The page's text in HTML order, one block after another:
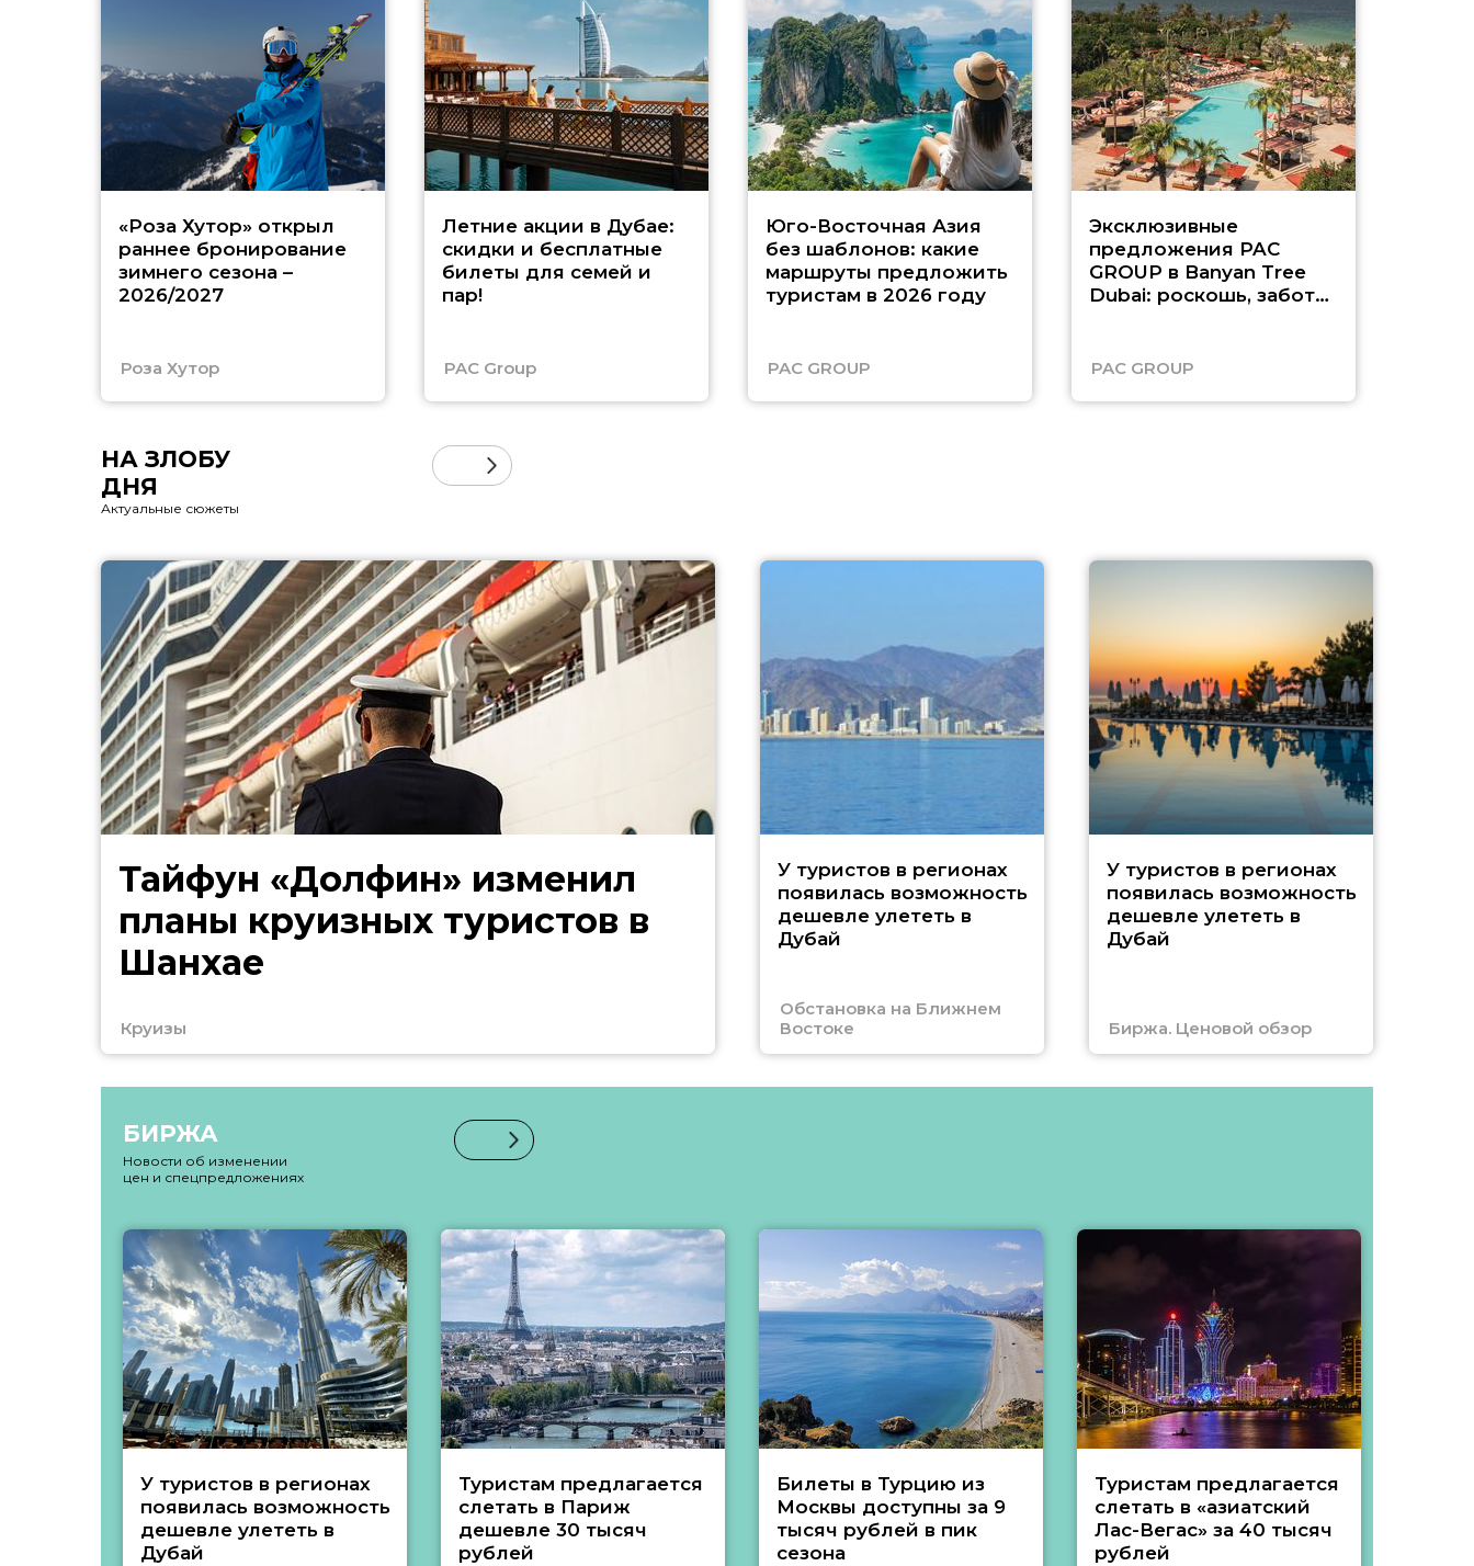
«Роза Хутор» открыл
раннее бронирование
зимнего сезона –
2026/2027
Роза Хутор
Летние акции в Дубае:
скидки и бесплатные
билеты для семей и
пар!
PAC Group
Юго-Восточная Азия
без шаблонов: какие
маршруты предложить
туристам в 2026 году
PAC GROUP
Эксклюзивные
предложения PAC
GROUP в Banyan Tree
Dubai: роскошь, забота
PAC GROUP
НА ЗЛОБУ
ДНЯ
Актуальные сюжеты
Тайфун «Долфин» изменил
планы круизных туристов в
Шанхае
Круизы
У туристов в регионах
появилась возможность
дешевле улететь в
Дубай
Обстановка на Ближнем
Востоке
У туристов в регионах
появилась возможность
дешевле улететь в
Дубай
Биржа. Ценовой обзор
БИРЖА
Новости об изменении
цен и спецпредложениях
У туристов в регионах
появилась возможность
дешевле улететь в
Дубай
Туристам предлагается
слетать в Париж
дешевле 30 тысяч
рублей
Билеты в Турцию из
Москвы доступны за 9
тысяч рублей в пик
сезона
Туристам предлагается
слетать в «азиатский
Лас-Вегас» за 40 тысяч
рублей